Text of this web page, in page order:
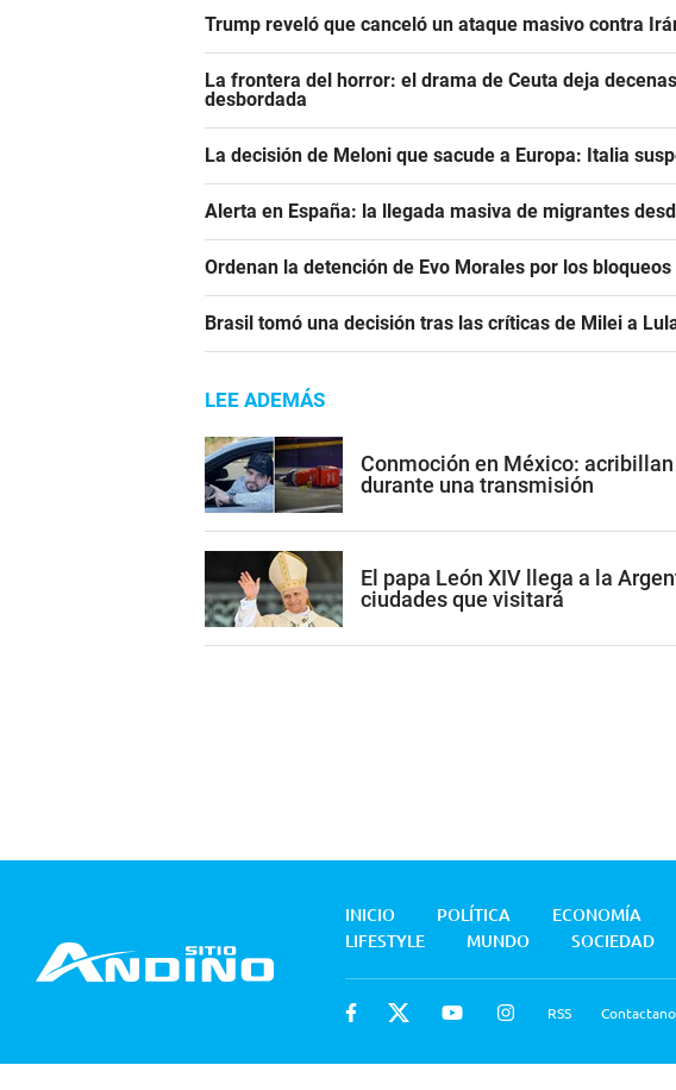
Trump reveló que canceló un ataque masivo contra
La frontera del horror: el drama de Ceuta deja
desbordada
La decisión de Meloni que sacude a Europa: Italia
Alerta en España: la llegada masiva de migrantes
Ordenan la detención de Evo Morales por los
Brasil tomó una decisión tras las críticas de Milei a
LEE ADEMÁS
Conmoción en México:
durante una transmisión
El papa León XIV llega a la
ciudades que visitará
INICIO POLÍTICA ECONOMÍA
LIFESTYLE
MUNDO SOCIEDAD
RSS